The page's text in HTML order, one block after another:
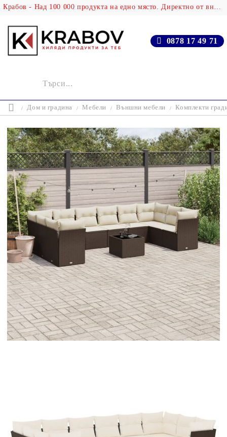
Крабов - Над 100 000 продукта на едно място. Директно от вносителя!
0878 17 49 71
Дом и градина Мебели Външни мебели Комплекти